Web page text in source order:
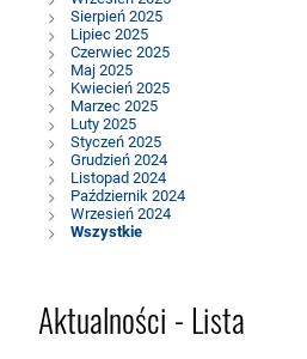
Sierpień 2025
Lipiec 2025
Czerwiec 2025
Maj 2025
Kwiecień 2025
Marzec 2025
Luty 2025
Styczeń 2025
Grudzień 2024
Listopad 2024
Październik 2024
Wrzesień 2024
Wszystkie
Aktualności - Lista